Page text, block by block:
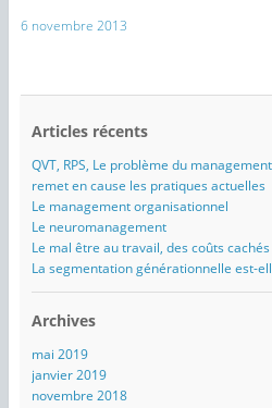
6 novembre 2013
Articles récents
QVT, RPS, Le problème du
remet en cause les pratiques actuelles
Le management organisationnel
Le neuromanagement
Le mal être au travail, des coûts
La segmentation générationnelle est-
Archives
mai 2019
janvier 2019
novembre 2018